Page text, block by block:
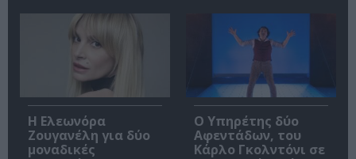
Η Ελεωνόρα
Ζουγανέλη για δύο
μοναδικές
Ο Υπηρέτης δύο
Αφεντάδων, του
Κάρλο Γκολντόνι σε